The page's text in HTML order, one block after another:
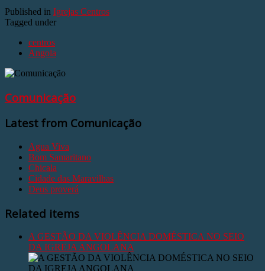
Published in Igrejas Centros
Tagged under
centros
Angola
Comunicação
Latest from Comunicação
Agua Viva
Bom Samaritano
Chicala
Cidade das Maravilhas
Deus proverá
Related items
A GESTÃO DA VIOLÊNCIA DOMÉSTICA NO SEIO
DA IGREJA ANGOLANA